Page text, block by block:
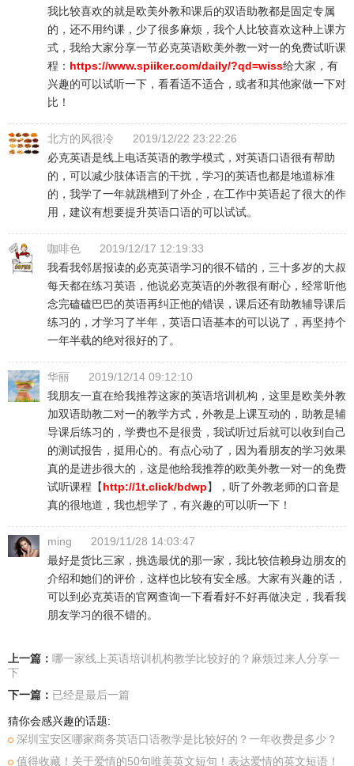
我比较喜欢的就是欧美外教和课后的双语助教都是固定专属
的，还不用约课，少了很多麻烦，我个人比较喜欢这种上课方
式，我给大家分享一节必克英语欧美外教一对一的免费试听课
程： https://www.spiiker.com/daily/?qd=wiss给大家，有
兴趣的可以试听一下，看看适不适合，或者和其他家做一下对
比！
北方的风很冷
2019/12/22 23:22:26
必克英语是线上电话英语的教学模式，对英语口语很有帮助
的，可以减少肢体语言的干扰，学习的英语也都是地道标准
的，我学了一年就跳槽到了外企，在工作中英语起了很大的作
用，建议有想要提升英语口语的可以试试。
咖啡色
2019/12/17 12:19:33
我看我邻居报读的必克英语学习的很不错的，三十多岁的大叔
每天都在练习英语，他说必克英语的外教很有耐心，经常听他
念完磕磕巴巴的英语再纠正他的错误，课后还有助教辅导课后
练习的，才学习了半年，英语口语基本的可以说了，再坚持个
一年半载的绝对很好的了。
华丽
2019/12/14 09:12:10
我朋友一直在给我推荐这家的英语培训机构，这里是欧美外教
加双语助教二对一的教学方式，外教是上课互动的，助教是辅
导课后练习的，学费也不是很贵，我试听过后就可以收到自己
的测试报告，挺用心的。有点心动了，因为看朋友的学习效果
真的是进步很大的，这是他给我推荐的欧美外教一对一的免费
试听课程【http://1t.click/bdwp】，听了外教老师的口音是
真的很地道，我也想学了，有兴趣的可以听一下！
ming
2019/11/28 14:03:47
最好是货比三家，挑选最优的那一家，我比较信赖身边朋友的
介绍和她们的评价，这样也比较有安全感。大家有兴趣的话，
可以到必克英语的官网查询一下看看好不好再做决定，我看我
朋友学习的很不错的。
上一篇： 哪一家线上英语培训机构教学比较好的？麻烦过来人分享一
下
下一篇： 已经是最后一篇
猜你会感兴趣的话题:
深圳宝安区哪家商务英语口语教学是比较好的？一年收费是多少？
值得收藏！关于爱情的50句唯美英文短句！表达爱情的英文短语！